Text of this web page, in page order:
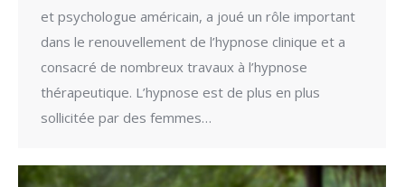
et psychologue américain, a joué un rôle important
dans le renouvellement de l’hypnose clinique et a
consacré de nombreux travaux à l’hypnose
thérapeutique. L’hypnose est de plus en plus
sollicitée par des femmes…